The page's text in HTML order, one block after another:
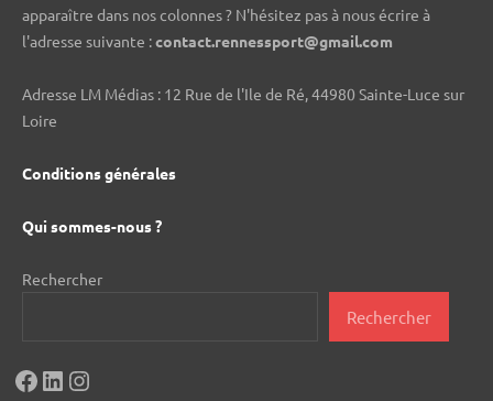
apparaître dans nos colonnes ? N'hésitez pas à nous écrire à
l'adresse suivante :contact.rennessport@gmail.com
Adresse LM Médias : 12 Rue de l'Ile de Ré, 44980 Sainte-Luce sur
Loire
Conditions générales
Qui sommes-nous ?
Rechercher
Rechercher
Facebook
LinkedIn
Instagram